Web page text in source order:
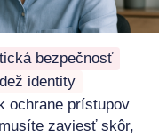
bezpečnosť
identity
ochrane prístupov
zaviesť skôr,